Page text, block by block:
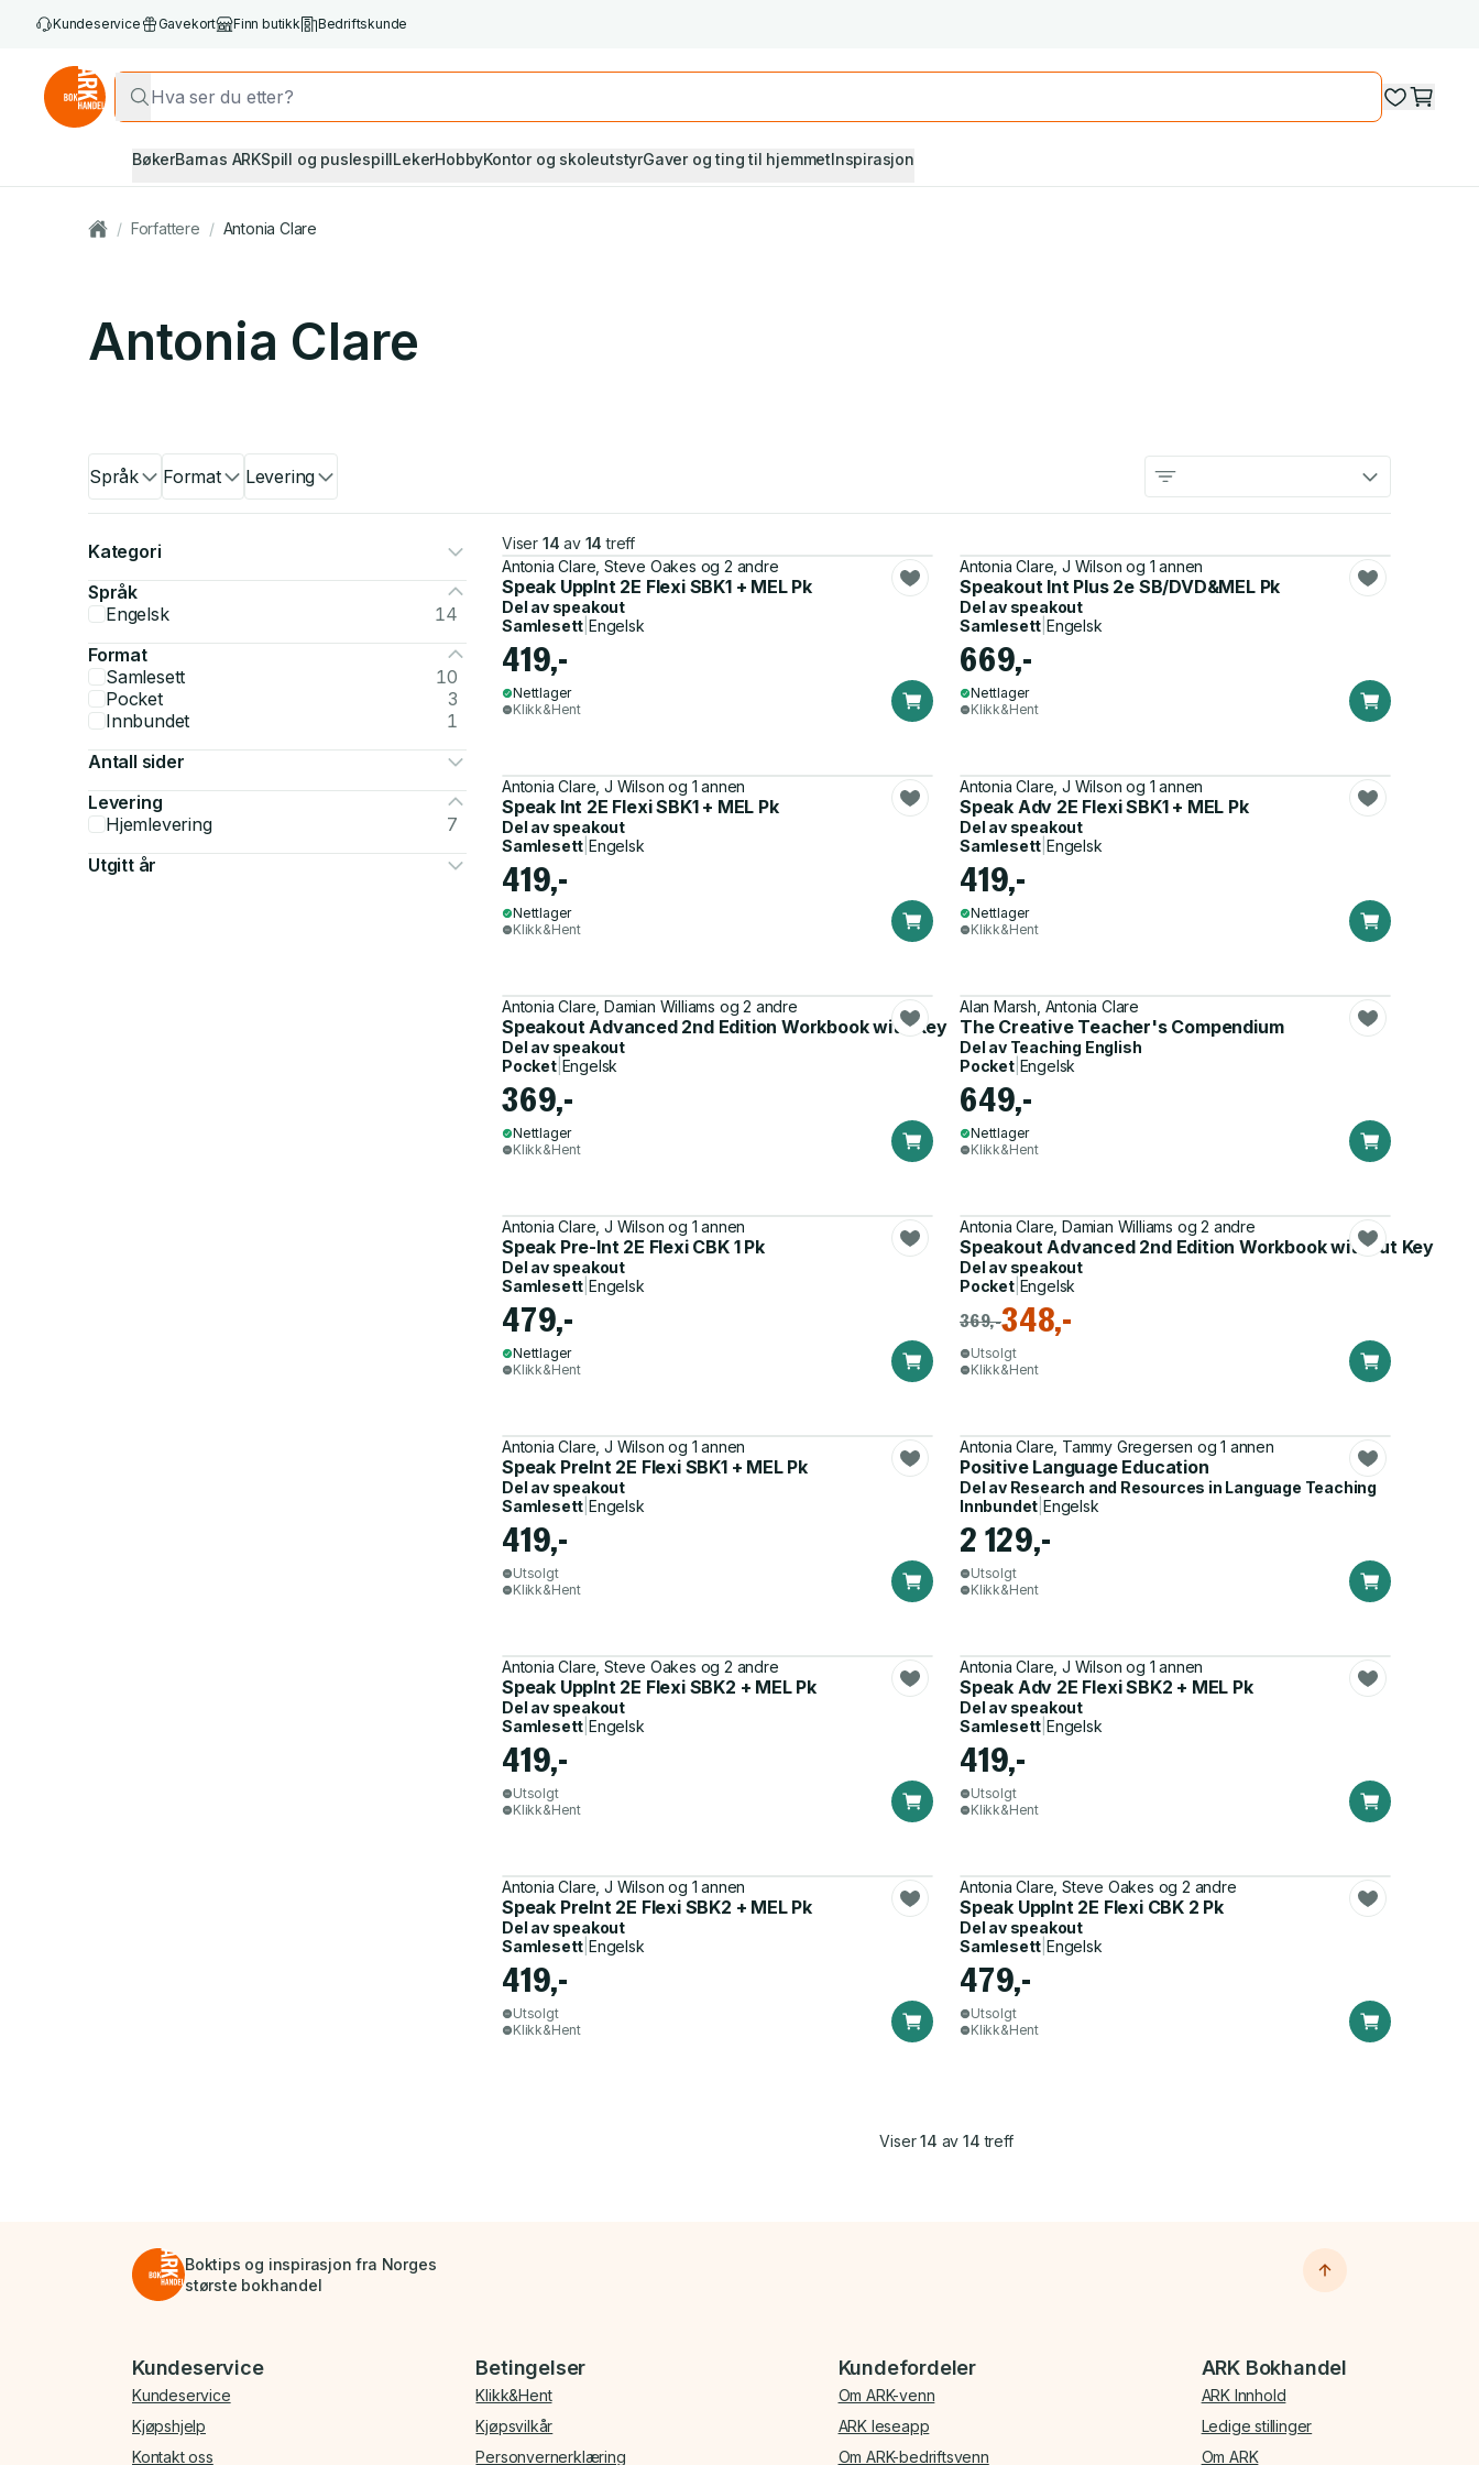
Kundeservice Gavekort Finn butikk Bedriftskunde
BøkerBarnas ARKSpill og puslespillLekerHobbyKontor og skoleutstyrGaver og ting til hjemmetInspirasjon
/ Forfattere / Antonia Clare
Antonia Clare
Språk Format Levering
Kategori
Språk
Engelsk
14
Format
Samlesett
10
Pocket
3
Innbundet
1
Antall sider
Levering
Hjemlevering
7
Utgitt år
Viser 14 av 14 treff
Antonia Clare, Steve Oakes og 2 andre
Speak UppInt 2E Flexi SBK1 + MEL Pk
Del av speakout
Samlesett |Engelsk
419,-
Nettlager
Klikk&Hent
Antonia Clare, J Wilson og 1 annen
Speakout Int Plus 2e SB/DVD&MEL Pk
Del av speakout
Samlesett |Engelsk
669,-
Nettlager
Klikk&Hent
Antonia Clare, J Wilson og 1 annen
Speak Int 2E Flexi SBK1 + MEL Pk
Del av speakout
Samlesett |Engelsk
419,-
Nettlager
Klikk&Hent
Antonia Clare, J Wilson og 1 annen
Speak Adv 2E Flexi SBK1 + MEL Pk
Del av speakout
Samlesett |Engelsk
419,-
Nettlager
Klikk&Hent
Antonia Clare, Damian Williams og 2 andre
Speakout Advanced 2nd Edition Workbook with Key
Del av speakout
Pocket| Engelsk
369,-
Nettlager
Klikk&Hent
Alan Marsh, Antonia Clare
The Creative Teacher's Compendium
Del av Teaching English
Pocket| Engelsk
649,-
Nettlager
Klikk&Hent
Antonia Clare, J Wilson og 1 annen
Speak Pre-Int 2E Flexi CBK 1 Pk
Del av speakout
Samlesett |Engelsk
479,-
Nettlager
Klikk&Hent
Antonia Clare, Damian Williams og 2 andre
Speakout Advanced 2nd Edition Workbook without Key
Del av speakout
Pocket| Engelsk
369,-348,-
Utsolgt
Klikk&Hent
Antonia Clare, J Wilson og 1 annen
Speak PreInt 2E Flexi SBK1 + MEL Pk
Del av speakout
Samlesett |Engelsk
419,-
Utsolgt
Klikk&Hent
Antonia Clare, Tammy Gregersen og 1 annen
Positive Language Education
Del av Research and Resources in Language Teaching
Innbundet |Engelsk
2 129,-
Utsolgt
Klikk&Hent
Antonia Clare, Steve Oakes og 2 andre
Speak UppInt 2E Flexi SBK2 + MEL Pk
Del av speakout
Samlesett |Engelsk
419,-
Utsolgt
Klikk&Hent
Antonia Clare, J Wilson og 1 annen
Speak Adv 2E Flexi SBK2 + MEL Pk
Del av speakout
Samlesett |Engelsk
419,-
Utsolgt
Klikk&Hent
Antonia Clare, J Wilson og 1 annen
Speak PreInt 2E Flexi SBK2 + MEL Pk
Del av speakout
Samlesett |Engelsk
419,-
Utsolgt
Klikk&Hent
Antonia Clare, Steve Oakes og 2 andre
Speak UppInt 2E Flexi CBK 2 Pk
Del av speakout
Samlesett |Engelsk
479,-
Utsolgt
Klikk&Hent
Viser14 av 14 treff
Boktips og inspirasjon fra Norges
største bokhandel
Bunnmeny
Kundeservice
Kundeservice
Kjøpshjelp
Kontakt oss
Betingelser
Klikk&Hent
Kjøpsvilkår
Personvernerklæring
Kundefordeler
Om ARK-venn
ARK leseapp
Om ARK-bedriftsvenn
ARK Bokhandel
ARK Innhold
Ledige stillinger
Om ARK